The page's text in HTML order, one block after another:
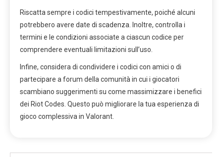
Riscatta sempre i codici tempestivamente, poiché alcuni
potrebbero avere date di scadenza. Inoltre, controlla i
termini e le condizioni associate a ciascun codice per
comprendere eventuali limitazioni sull’uso.
Infine, considera di condividere i codici con amici o di
partecipare a forum della comunità in cui i giocatori
scambiano suggerimenti su come massimizzare i benefici
dei Riot Codes. Questo può migliorare la tua esperienza di
gioco complessiva in Valorant.